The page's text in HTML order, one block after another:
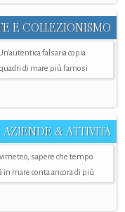
E COLLEZIONISMO
falsaria copia
di mare più famosi
AZIENDE & ATTIVITÀ
sapere che tempo
in mare conta ancora di più